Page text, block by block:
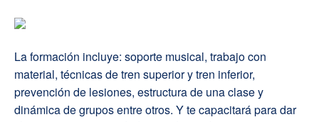
La formación incluye: soporte musical, trabajo con
material, técnicas de tren superior y tren inferior,
prevención de lesiones, estructura de una clase y
dinámica de grupos entre otros. Y te capacitará para dar